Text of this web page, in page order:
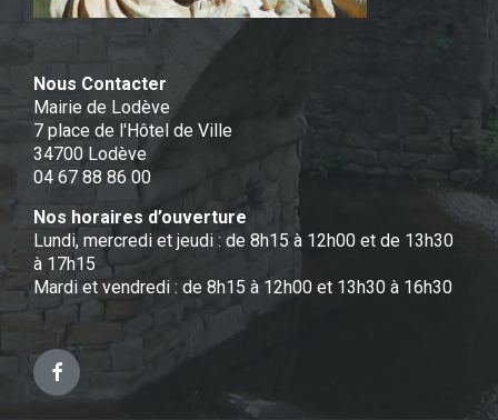
Nous Contacter
Mairie de Lodève
7 place de l'Hôtel de Ville
34700 Lodève
04 67 88 86 00
Nos horaires d’ouverture
Lundi, mercredi et jeudi : de 8h15 à 12h00 et de 13h30
à 17h15
Mardi et vendredi : de 8h15 à 12h00 et 13h30 à 16h30
Facebook